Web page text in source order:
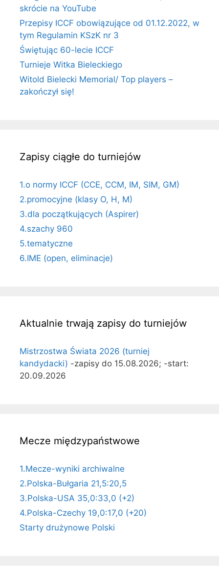
skrócie na YouTube
Przepisy ICCF obowiązujące od 01.12.2022, w
tym Regulamin KSzK nr 3
Świętując 60-lecie ICCF
Turnieje Witka Bieleckiego
Witold Bielecki Memorial/ Top players –
zakończył się!
Zapisy ciągłe do turniejów
1.o normy ICCF (CCE, CCM, IM, SIM, GM)
2.promocyjne (klasy O, H, M)
3.dla początkujących (Aspirer)
4.szachy 960
5.tematyczne
6.IME (open, eliminacje)
Aktualnie trwają zapisy do turniejów
Mistrzostwa Świata 2026 (turniej
kandydacki) -zapisy do 15.08.2026; -start:
20.09.2026
Mecze międzypaństwowe
1.Mecze-wyniki archiwalne
2.Polska-Bułgaria 21,5:20,5
3.Polska-USA 35,0:33,0 (+2)
4.Polska-Czechy 19,0:17,0 (+20)
Starty drużynowe Polski